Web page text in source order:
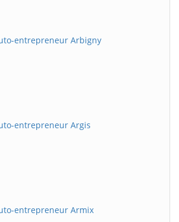
entrepreneur Arbigny
entrepreneur Argis
entrepreneur Armix